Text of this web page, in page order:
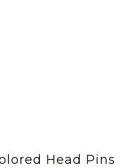
Head Pins